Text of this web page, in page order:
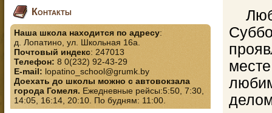
Контакты
Наша школа находится по адресу:
д. Лопатино, ул. Школьная 16а.
Почтовый индекс: 247013
Телефон:8 0(232) 92-43-29
E-mail:lopatino_school@grumk.by
Доехать до школы можно с автовокзала
города Гомеля. Ежедневные рейсы:5:50, 7:30,
14:05, 16:14, 20:10. По будням: 11:00.